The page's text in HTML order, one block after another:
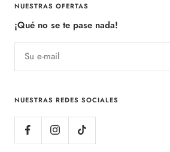
NUESTRAS OFERTAS
¡Qué no se te pase nada!
Su e-mail
NUESTRAS REDES SOCIALES